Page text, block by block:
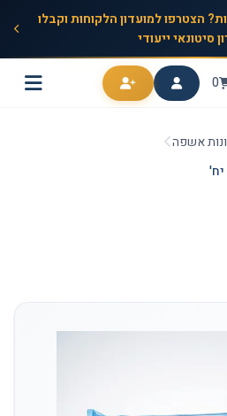
הצטרפו למועדון הלקוחות וקבלו
סיטונאי ייעודי
0
אשפה